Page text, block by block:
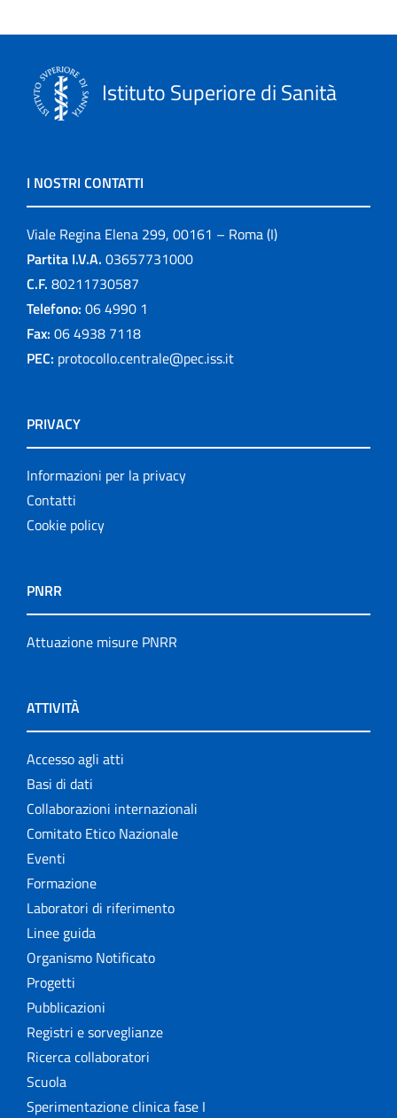
Istituto Superiore di Sanità
I NOSTRI CONTATTI
Viale Regina Elena 299, 00161 – Roma (I)
Partita I.V.A. 03657731000
C.F. 80211730587
Telefono: 06 4990 1
Fax: 06 4938 7118
PEC: protocollo.centrale@pec.iss.it
PRIVACY
Informazioni per la privacy
Contatti
Cookie policy
PNRR
Attuazione misure PNRR
ATTIVITÀ
Accesso agli atti
Basi di dati
Collaborazioni internazionali
Comitato Etico Nazionale
Eventi
Formazione
Laboratori di riferimento
Linee guida
Organismo Notificato
Progetti
Pubblicazioni
Registri e sorveglianze
Ricerca collaboratori
Scuola
Sperimentazione clinica fase I